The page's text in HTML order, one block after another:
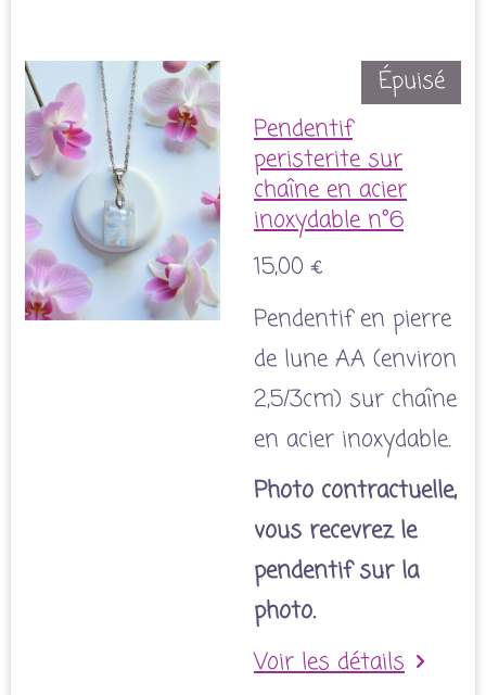
Épuisé
Pendentif
peristerite sur
chaîne en acier
inoxydable n°6
15,00 €
Pendentif en pierre
de lune AA (environ
2,5/3cm) sur chaîne
en acier inoxydable.
Photo contractuelle,
vous recevrez le
pendentif sur la
photo.
Voir les détails